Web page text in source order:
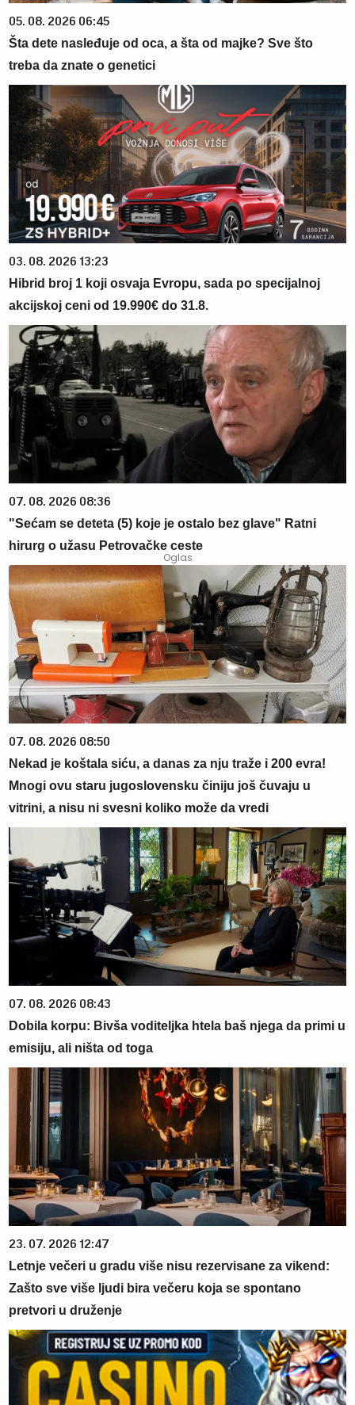
05. 08. 2026 06:45
Šta dete nasleđuje od oca, a šta od majke? Sve što
treba da znate o genetici
03. 08. 2026 13:23
Hibrid broj 1 koji osvaja Evropu, sada po specijalnoj
akcijskoj ceni od 19.990€ do 31.8.
07. 08. 2026 08:36
"Sećam se deteta (5) koje je ostalo bez glave" Ratni
hirurg o užasu Petrovačke ceste
07. 08. 2026 08:50
Nekad je koštala siću, a danas za nju traže i 200 evra!
Mnogi ovu staru jugoslovensku činiju još čuvaju u
vitrini, a nisu ni svesni koliko može da vredi
07. 08. 2026 08:43
Dobila korpu: Bivša voditeljka htela baš njega da primi u
emisiju, ali ništa od toga
23. 07. 2026 12:47
Letnje večeri u gradu više nisu rezervisane za vikend:
Zašto sve više ljudi bira večeru koja se spontano
pretvori u druženje